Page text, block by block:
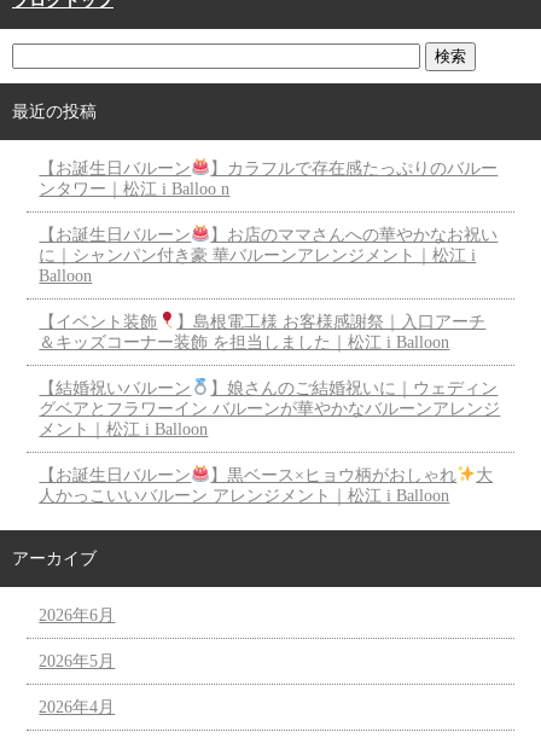
最近の投稿
【お誕生日バルーン
】カラフルで存在感たっぷりのバルー
ンタワー｜松江 i Balloo n
【お誕生日バルーン
】お店のママさんへの華やかなお祝い
に｜シャンパン付き豪 華バルーンアレンジメント｜松江 i
Balloon
【イベント装飾
】島根電工様 お客様感謝祭｜入口アーチ
＆キッズコーナー装飾 を担当しました｜松江 i Balloon
【結婚祝いバルーン
】娘さんのご結婚祝いに｜ウェディン
グベアとフラワーイン バルーンが華やかなバルーンアレンジ
メント｜松江 i Balloon
【お誕生日バルーン 】黒ベース×ヒョウ柄がおしゃれ
大
人かっこいいバルーン アレンジメント｜松江 i Balloon
アーカイブ
2026年6月
2026年5月
2026年4月